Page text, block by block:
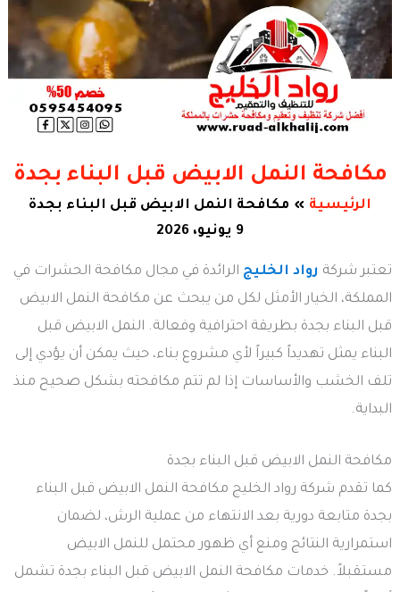
مكافحة النمل الابيض قبل البناء بجدة
الرئيسية
مكافحة النمل الابيض قبل البناء بجدة
9 يونيو، 2026
تعتبر شركة رواد الخليج الرائدة في مجال مكافحة الحشرات في
المملكة، الخيار الأمثل لكل من يبحث عن مكافحة النمل الابيض
قبل البناء بجدة بطريقة احترافية وفعالة. النمل الابيض قبل
البناء يمثل تهديداً كبيراً لأي مشروع بناء، حيث يمكن أن يؤدي إلى
تلف الخشب والأساسات إذا لم تتم مكافحته بشكل صحيح منذ
البداية.
مكافحة النمل الابيض قبل البناء بجدة
كما تقدم شركة رواد الخليج مكافحة النمل الابيض قبل البناء
بجدة متابعة دورية بعد الانتهاء من عملية الرش، لضمان
استمرارية النتائج ومنع أي ظهور محتمل للنمل الابيض
مستقبلاً. خدمات مكافحة النمل الابيض قبل البناء بجدة تشمل